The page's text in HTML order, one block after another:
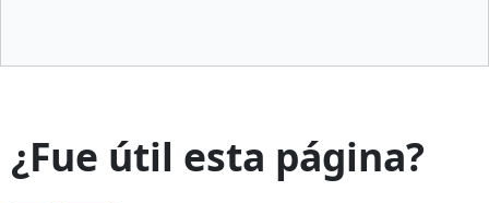
¿Fue útil esta página?